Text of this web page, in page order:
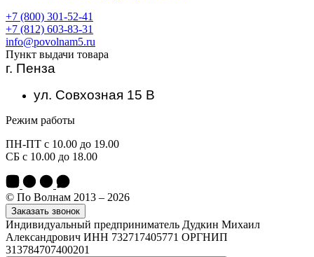
+7 (800) 301-52-41
+7 (812) 603-83-31
info@povolnam5.ru
Пункт выдачи товара
г. Пенза
ул. Совхозная 15 В
Режим работы
ПН-ПТ с 10.00 до 19.00
СБ с 10.00 до 18.00
© По Волнам 2013 – 2026
Заказать звонок
Индивидуальный предприниматель Дудкин Михаил
Александрович ИНН 732717405771 ОРГНИП
313784707400201